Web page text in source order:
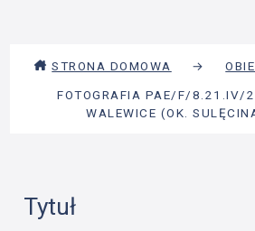
STRONA DOMOWA →
FOTOGRAFIA PAE/F/
WALEWICE (OK.
Tytuł